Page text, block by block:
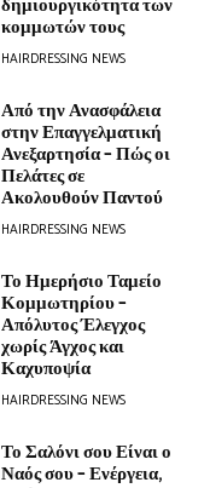
κομμωτών τους
HAIRDRESSING NEWS
Από την Ανασφάλεια
στην Επαγγελματική
Ανεξαρτησία – Πώς οι
Πελάτες σε
Ακολουθούν Παντού
HAIRDRESSING NEWS
Το Ημερήσιο Ταμείο
Κομμωτηρίου –
Απόλυτος Έλεγχος
χωρίς Άγχος και
Καχυποψία
HAIRDRESSING NEWS
Το Σαλόνι σου Είναι ο
Ναός σου – Ενέργεια,